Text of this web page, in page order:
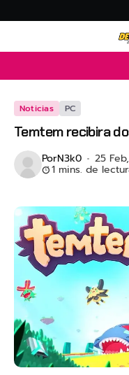
Noticias PC
Temtem recibira
PorN3k0 25
1 mins. de